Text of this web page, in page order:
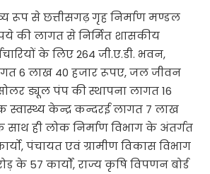
से छत्तीसगढ़ गृह निर्माण मण्डल
की लागत से निर्मित शासकीय
के लिए 264 जी.ए.डी. भवन,
6 लाख 40 हजार रूपए, जल जीवन
ड्यूल पंप की स्थापना लागत 16
स्वास्थ्य केन्द्र कन्दरई लागत 7 लाख
ही लोक निर्माण विभाग के अंतर्गत
पंचायत एवं ग्रामीण विकास विभाग
के 57 कार्यों, राज्य कृषि विपणन बोर्ड